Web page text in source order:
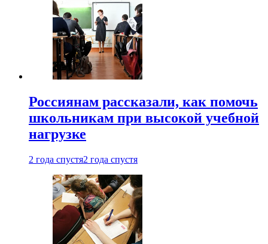
Россиянам рассказали, как помочь
школьникам при высокой учебной
нагрузке
2 года спустя2 года спустя